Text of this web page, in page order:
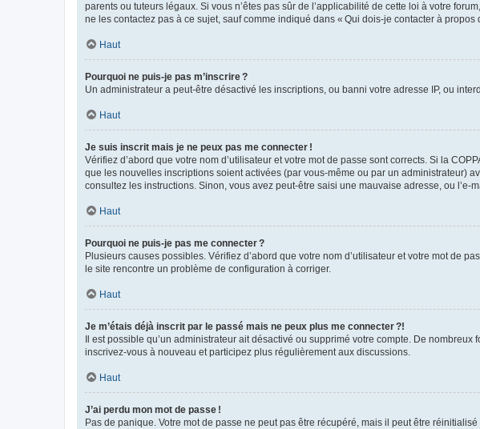
parents ou tuteurs légaux. Si vous n’êtes pas sûr de l’applicabilité de cette loi à votre
ne les contactez pas à ce sujet, sauf comme indiqué dans « Qui dois-je contacter à propos
Haut
Pourquoi ne puis-je pas m’inscrire ?
Un administrateur a peut-être désactivé les inscriptions, ou banni votre adresse IP, ou
Haut
Je suis inscrit mais je ne peux pas me connecter !
Vérifiez d’abord que votre nom d’utilisateur et votre mot de passe sont corrects. Si la
que les nouvelles inscriptions soient activées (par vous-même ou par un administrateur)
consultez les instructions. Sinon, vous avez peut-être saisi une mauvaise adresse, ou
Haut
Pourquoi ne puis-je pas me connecter ?
Plusieurs causes possibles. Vérifiez d’abord que votre nom d’utilisateur et votre mot de
le site rencontre un problème de configuration à corriger.
Haut
Je m’étais déjà inscrit par le passé mais ne peux plus me connecter ?!
Il est possible qu’un administrateur ait désactivé ou supprimé votre compte. De
inscrivez-vous à nouveau et participez plus régulièrement aux discussions.
Haut
J’ai perdu mon mot de passe !
Pas de panique. Votre mot de passe ne peut pas être récupéré, mais il peut être